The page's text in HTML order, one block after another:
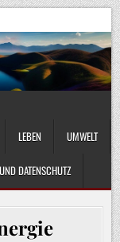
LEBEN UMWELT
DATENSCHUTZ